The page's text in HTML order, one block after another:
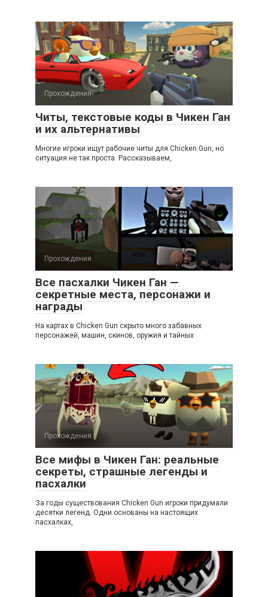
Прохождения
Читы, текстовые коды в Чикен Ган
и их альтернативы
Многие игроки ищут рабочие читы для Chicken Gun, но
ситуация не так проста. Рассказываем,
Прохождения
Все пасхалки Чикен Ган —
секретные места, персонажи и
награды
На картах в Chicken Gun скрыто много забавных
персонажей, машин, скинов, оружия и тайных
Прохождения
Все мифы в Чикен Ган: реальные
секреты, страшные легенды и
пасхалки
За годы существования Chicken Gun игроки придумали
десятки легенд. Одни основаны на настоящих
пасхалках,